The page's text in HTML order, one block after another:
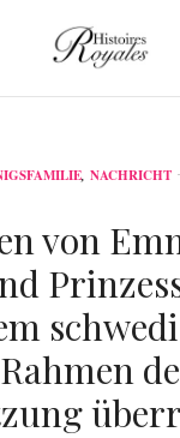
, NACHRICHT
von